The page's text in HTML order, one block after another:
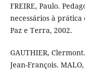
FREIRE, Paulo.
necessários à prática
Paz e Terra, 2002.
GAUTHIER,
Jean-François.